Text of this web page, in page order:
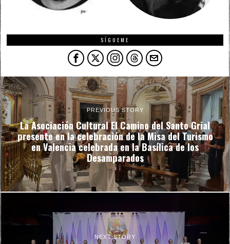
SÍGUEME
PREVIOUS STORY
La Asociación Cultural El Camino del Santo Grial
presente en la celebración de la Misa del Turismo
en Valencia celebrada en la Basílica de los
Desamparados
NEXT STORY